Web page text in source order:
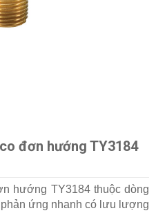
đơn hướng TY3184
hướng TY3184 thuộc dòng
ứng nhanh có lưu lượng